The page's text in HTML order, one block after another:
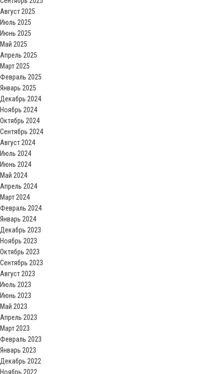
Август 2025
Июль 2025
Июнь 2025
Май 2025
Апрель 2025
Март 2025
Февраль 2025
Январь 2025
Декабрь 2024
Ноябрь 2024
Октябрь 2024
Сентябрь 2024
Август 2024
Июль 2024
Июнь 2024
Май 2024
Апрель 2024
Март 2024
Февраль 2024
Январь 2024
Декабрь 2023
Ноябрь 2023
Октябрь 2023
Сентябрь 2023
Август 2023
Июль 2023
Июнь 2023
Май 2023
Апрель 2023
Март 2023
Февраль 2023
Январь 2023
Декабрь 2022
Ноябрь 2022